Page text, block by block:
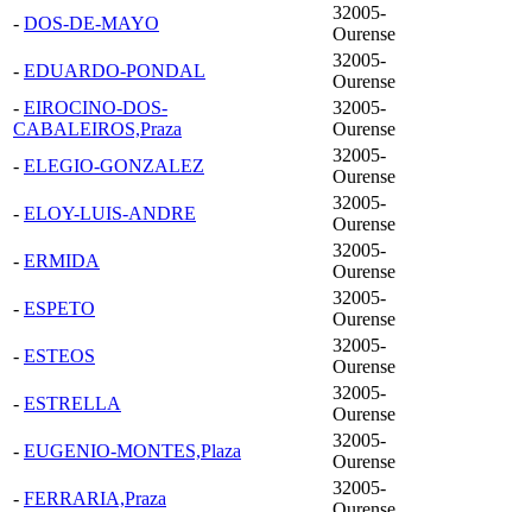
- DOS-DE-MAYO
32005-
Ourense
- EDUARDO-PONDAL
32005-
Ourense
- EIROCINO-DOS-
CABALEIROS,Praza
32005-
Ourense
- ELEGIO-GONZALEZ
32005-
Ourense
- ELOY-LUIS-ANDRE
32005-
Ourense
- ERMIDA
32005-
Ourense
- ESPETO
32005-
Ourense
- ESTEOS
32005-
Ourense
- ESTRELLA
32005-
Ourense
- EUGENIO-MONTES,Plaza
32005-
Ourense
- FERRARIA,Praza
32005-